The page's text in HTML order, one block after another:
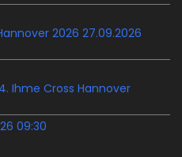
2026 27.09.2026
Ihme Cross Hannover
09:30